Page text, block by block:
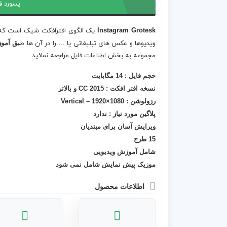
پسورد
Instagram Grotesk
ویدیوها و عکس های تبلیغاتی یا … را در آن ها طبق
مجموعه به بخش اطلاعات فایل مراجعه نمائید.
حجم فایل : 14 مگابایت
نسخه افتر افکت :
رزولوشن :
پلاگین مورد نیاز : ندارد
ویرایش آسان برای مبتدیان
15 طرح
شامل آموزش ویدیویی
موزیک پیش نمایش شامل نمی شود
اطلاعات محصول